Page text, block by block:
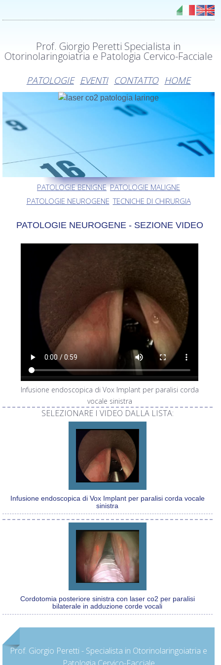
Prof. Giorgio Peretti Specialista in
Otorinolaringoiatria e Patologia Cervico-Facciale
PATOLOGIE EVENTI CONTATTO HOME
PATOLOGIE BENIGNE PATOLOGIE MALIGNE
PATOLOGIE NEUROGENE TECNICHE DI CHIRURGIA
PATOLOGIE NEUROGENE - SEZIONE VIDEO
Infusione endoscopica di Vox Implant per paralisi corda
vocale sinistra
SELEZIONARE I VIDEO DALLA LISTA:
Infusione endoscopica di Vox Implant per paralisi corda vocale
sinistra
Cordotomia posteriore sinistra con laser co2 per paralisi
bilaterale in adduzione corde vocali
Prof. Giorgio Peretti - Specialista in Otorinolaringoiatria e